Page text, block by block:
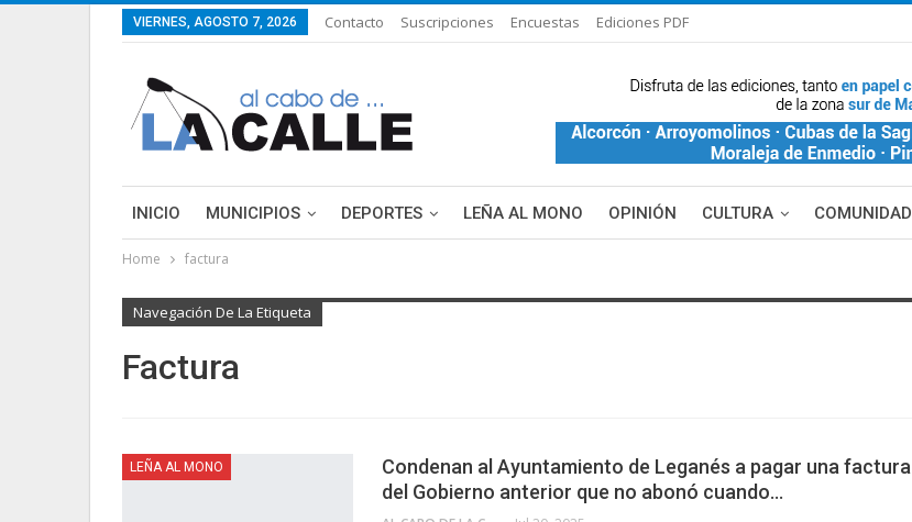
VIERNES, AGOSTO 7, 2026 Contacto Suscripciones Encuestas Ediciones PDF
INICIO MUNICIPIOS DEPORTES LEÑA AL MONO OPINIÓN CULTURA COMUNIDAD
LIFESTYLE
Home factura
Navegación De La Etiqueta
Factura
LEÑA AL MONO
Condenan al Ayuntamiento de Leganés a pagar una factura
del Gobierno anterior que no abonó cuando…